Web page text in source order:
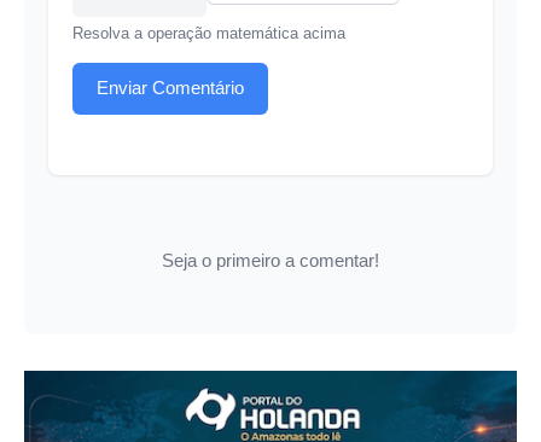
Resolva a operação matemática acima
Enviar Comentário
Seja o primeiro a comentar!